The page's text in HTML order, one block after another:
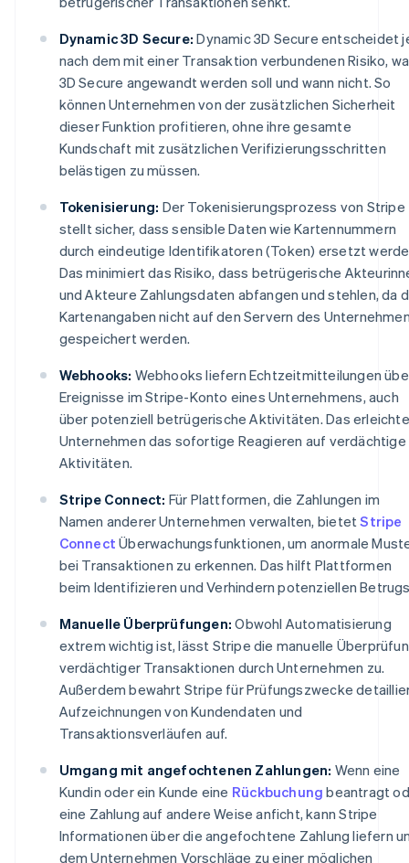
Dynamic 3D Secure: Dynamic 3D Secure entscheidet
nach dem mit einer Transaktion verbundenen Risiko,
3D Secure angewandt werden soll und wann nicht. So
können Unternehmen von der zusätzlichen Sicherheit
dieser Funktion profitieren, ohne ihre gesamte
Kundschaft mit zusätzlichen Verifizierungsschritten
belästigen zu müssen.
Tokenisierung: Der Tokenisierungsprozess von Stripe
stellt sicher, dass sensible Daten wie Kartennummern
durch eindeutige Identifikatoren (Token) ersetzt
Das minimiert das Risiko, dass betrügerische
und Akteure Zahlungsdaten abfangen und stehlen, da
Kartenangaben nicht auf den Servern des
gespeichert werden.
Webhooks: Webhooks liefern Echtzeitmitteilungen
Ereignisse im Stripe-Konto eines Unternehmens, auch
über potenziell betrügerische Aktivitäten. Das
Unternehmen das sofortige Reagieren auf verdächtige
Aktivitäten.
Stripe Connect: Für Plattformen, die Zahlungen im
Namen anderer Unternehmen verwalten, bietetStripe
Connect Überwachungsfunktionen, um anormale
bei Transaktionen zu erkennen. Das hilft Plattformen
beim Identifizieren und Verhindern potenziellen
Manuelle Überprüfungen: Obwohl Automatisierung
extrem wichtig ist, lässt Stripe die manuelle
verdächtiger Transaktionen durch Unternehmen zu.
Außerdem bewahrt Stripe für Prüfungszwecke
Aufzeichnungen von Kundendaten und
Transaktionsverläufen auf.
Umgang mit angefochtenen Zahlungen: Wenn eine
Kundin oder ein Kunde eine Rückbuchung beantragt
eine Zahlung auf andere Weise anficht, kann Stripe
Informationen über die angefochtene Zahlung liefern
dem Unternehmen Vorschläge zu einer möglichen